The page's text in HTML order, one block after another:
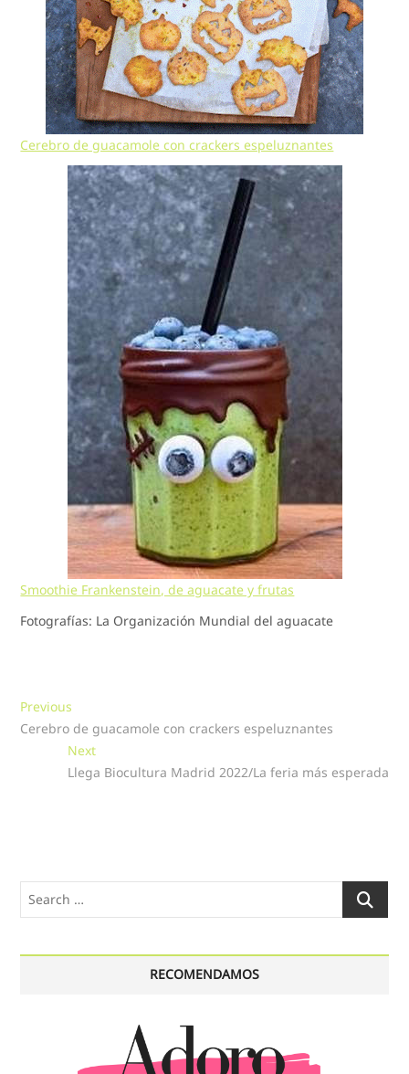
Cerebro de guacamole con crackers espeluznantes
Smoothie Frankenstein, de aguacate y frutas
Fotografías: La Organización Mundial del aguacate
Navegación
de
entradas
Previous
post:
Cerebro de guacamole con crackers espeluznantes
NextNext
post:
Llega Biocultura Madrid 2022/La feria más esperada
Search
…
RECOMENDAMOS